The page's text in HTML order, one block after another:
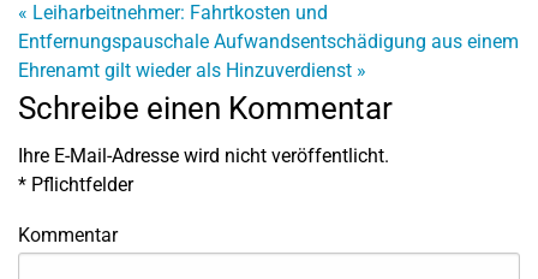
« Leiharbeitnehmer: Fahrtkosten und
Entfernungspauschale Aufwandsentschädigung aus einem
Ehrenamt gilt wieder als Hinzuverdienst »
Schreibe einen Kommentar
Ihre E-Mail-Adresse wird nicht veröffentlicht.
* Pflichtfelder
Kommentar